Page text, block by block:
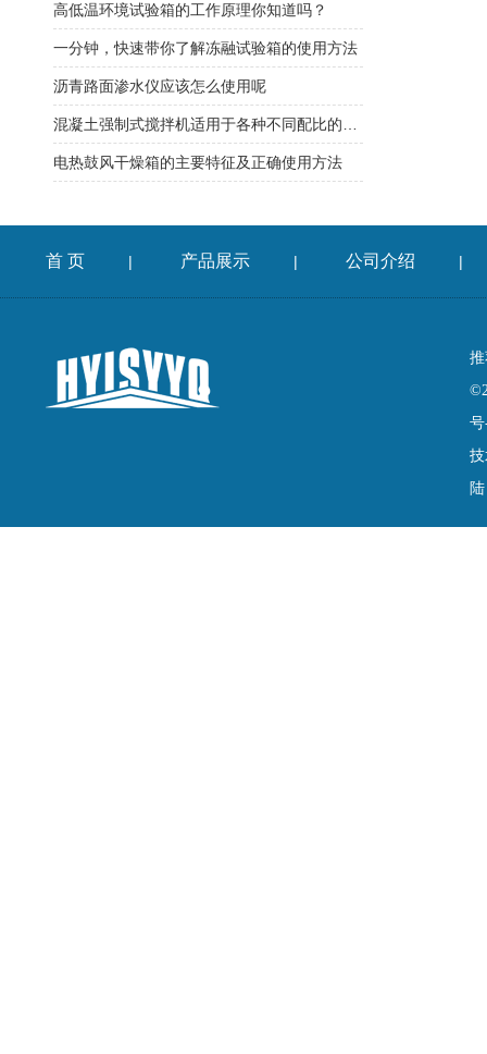
高低温环境试验箱的工作原理你知道吗？
一分钟，快速带你了解冻融试验箱的使用方法
沥青路面渗水仪应该怎么使用呢
电热鼓风干燥箱的主要特征及正确使用方法
首 页 | 产品展示 | 公司介绍 |
号
陆